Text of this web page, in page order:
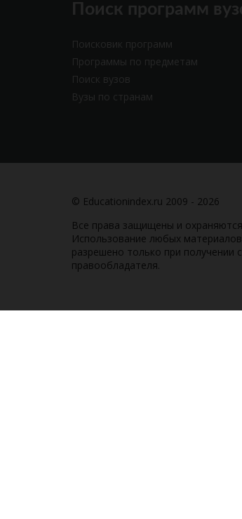
Поиск программ
Поисковик программ
Программы по предметам
Поиск вузов
Вузы по странам
© Educationindex.ru 2009 - 2026
Все права защищены и
Использование любых
разрешено только при получении
правообладателя.